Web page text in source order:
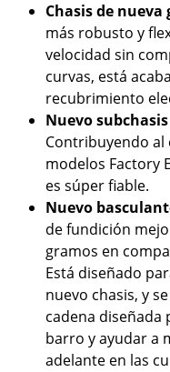
Chasis de nueva
más robusto y
velocidad sin
curvas, está
recubrimiento
Nuevo
Contribuyendo
modelos Factory
es súper fiable.
Nuevo
de fundición
gramos en
Está diseñado
nuevo chasis, y
cadena diseñada
barro y ayudar a
adelante en las